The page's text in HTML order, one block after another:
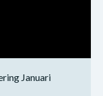
Januari